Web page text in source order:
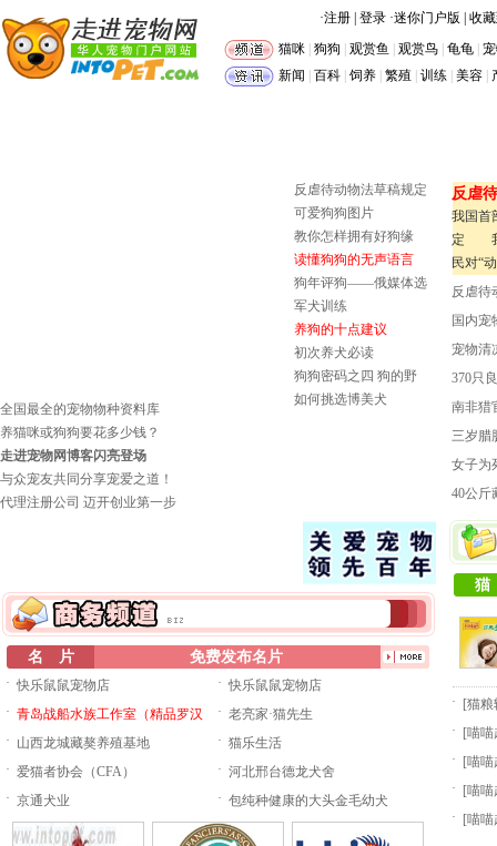
·注册 登录 ·迷你门户版
收
猫咪 狗狗 观赏鱼 观赏鸟 龟龟
新闻
百科 饲养 繁殖 训练 美容
全国最全的宠物物种资料库
养猫咪或狗狗要花多少钱？
走进宠物网博客闪亮登场
与众宠友共同分享宠爱之道！
代理注册公司 迈开创业第一步
反虐待动物法草稿规定
可爱狗狗图片
教你怎样拥有好狗缘
读懂狗狗的无声语言
狗年评狗——俄媒体选
军犬训练
养狗的十点建议
初次养犬必读
狗狗密码之四 狗的野
如何挑选博美犬
反虐
我国首
定 我
民对“
反虐待
国内宠
宠物清
370只
南非猎
三岁腊
女子为
40公斤
名 片 免费发布名片
· 快乐鼠鼠宠物店
· 青岛战船水族工作室（精品罗汉
· 山西龙城藏獒养殖基地
· 爱猫者协会（CFA）
· 京通犬业
· 快乐鼠鼠宠物店
· 老亮家·猫先生
· 猫乐生活
· 河北邢台德龙犬舍
· 包纯种健康的大头金毛幼犬
· [猫粮
·
[喵喵
·
[喵喵
·
[喵喵
·
[喵喵